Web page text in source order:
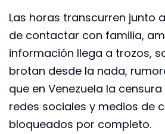
Las horas transcurren junto
de contactar con familia,
información llega a trozos,
brotan desde la nada,
que en Venezuela la
redes sociales y medios de
bloqueados por completo.